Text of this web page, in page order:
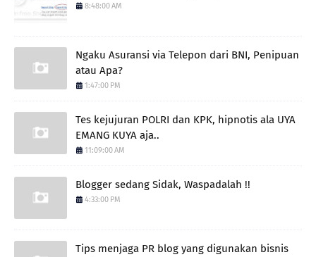
8:48:00 AM
Ngaku Asuransi via Telepon dari BNI, Penipuan
atau Apa?
1:47:00 PM
Tes kejujuran POLRI dan KPK, hipnotis ala UYA
EMANG KUYA aja..
11:09:00 AM
Blogger sedang Sidak, Waspadalah !!
4:33:00 PM
Tips menjaga PR blog yang digunakan bisnis